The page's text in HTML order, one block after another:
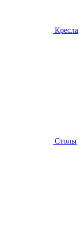
Кресла
Столы